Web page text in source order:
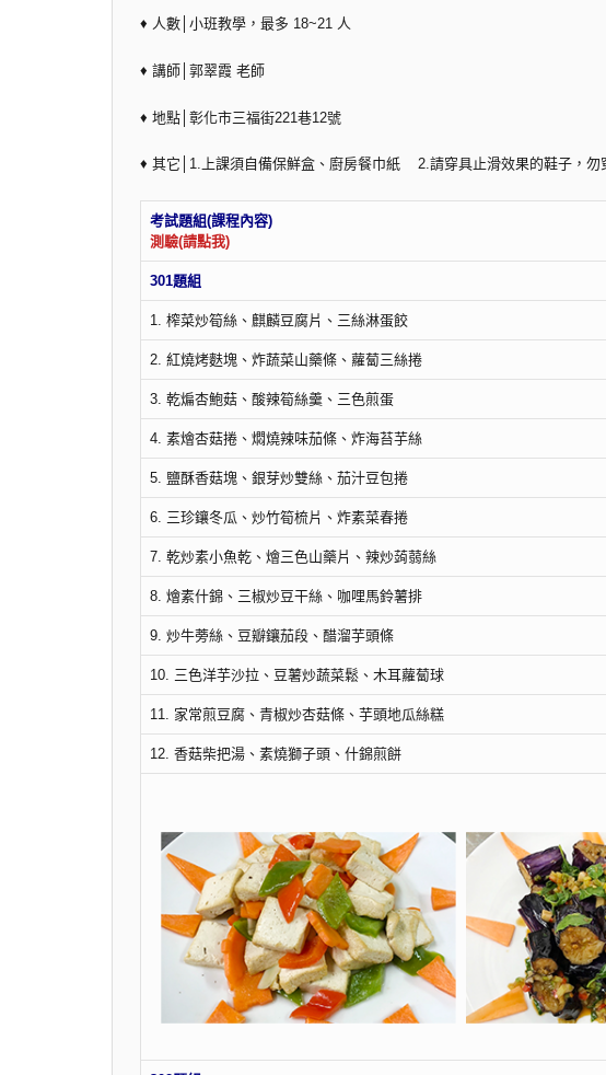
♦ 人數│小班教學，最多 18~21 人
♦ 講師│郭翠霞 老師
♦ 地點│彰化市三福街221巷12號
♦ 其它│1.上課須自備保鮮盒、廚房餐巾紙 2.請穿具止滑效果的鞋子，
考試題
測驗(請點我)
301題組
1. 榨菜炒筍絲、麒麟豆腐片、三絲淋蛋餃
2. 紅燒烤麩塊、炸蔬菜山藥條、蘿蔔三絲捲
3. 乾煸杏鮑菇、酸辣筍絲羹、三色煎蛋
4. 素燴杏菇捲、燜燒辣味茄條、炸海苔芋絲
5. 鹽酥香菇塊、銀芽炒雙絲、茄汁豆包捲
6. 三珍鑲冬瓜、炒竹筍梳片、炸素菜春捲
7. 乾炒素小魚乾、燴三色山藥片、辣炒蒟蒻絲
8. 燴素什錦、三椒炒豆干絲、咖哩馬鈴薯排
9. 炒牛蒡絲、豆瓣鑲茄段、醋溜芋頭條
10. 三色洋芋沙拉、豆薯炒蔬菜鬆、木耳蘿蔔球
11. 家常煎豆腐、青椒炒杏菇條、芋頭地瓜絲糕
12. 香菇柴把湯、素燒獅子頭、什錦煎餅